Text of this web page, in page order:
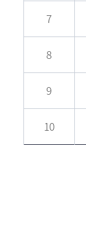
7
8
9
10